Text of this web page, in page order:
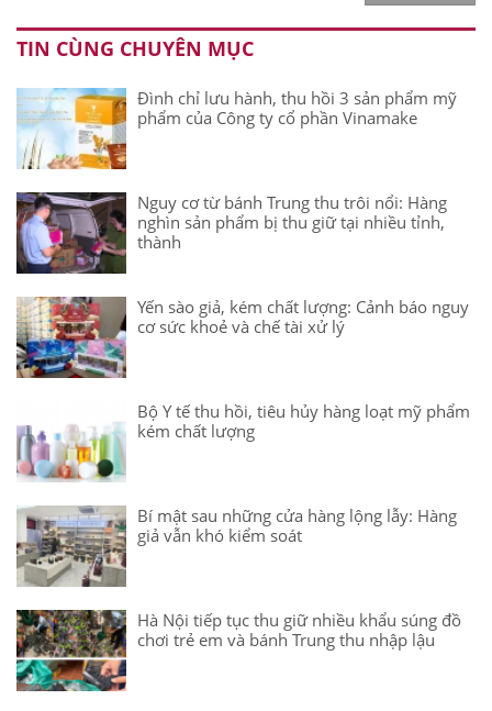
TIN CÙNG CHUYÊN MỤC
Đình chỉ lưu hành, thu hồi 3 sản phẩm mỹ
phẩm của Công ty cổ phần Vinamake
Nguy cơ từ bánh Trung thu trôi nổi: Hàng
nghìn sản phẩm bị thu giữ tại nhiều tỉnh,
thành
Yến sào giả, kém chất lượng: Cảnh báo nguy
cơ sức khoẻ và chế tài xử lý
Bộ Y tế thu hồi, tiêu hủy hàng loạt mỹ phẩm
kém chất lượng
Bí mật sau những cửa hàng lộng lẫy: Hàng
giả vẫn khó kiểm soát
Hà Nội tiếp tục thu giữ nhiều khẩu súng đồ
chơi trẻ em và bánh Trung thu nhập lậu